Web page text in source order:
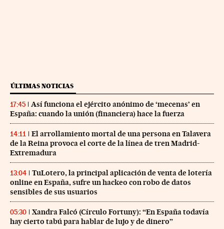
ÚLTIMAS NOTICIAS
17:45
Así funciona el ejército anónimo de ‘mecenas’ en
España: cuando la unión (financiera) hace la fuerza
14:11
El arrollamiento mortal de una persona en Talavera
de la Reina provoca el corte de la línea de tren Madrid-
Extremadura
13:04
TuLotero, la principal aplicación de venta de lotería
online en España, sufre un hackeo con robo de datos
sensibles de sus usuarios
05:30
Xandra Falcó (Círculo Fortuny): “En España todavía
hay cierto tabú para hablar de lujo y de dinero”